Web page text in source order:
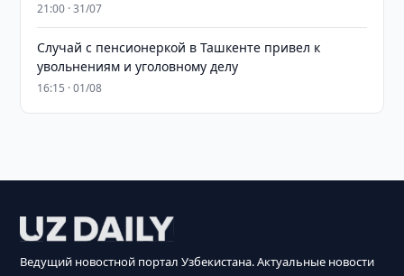
21:00 · 31/07
Случай с пенсионеркой в Ташкенте привел к
увольнениям и уголовному делу
16:15 · 01/08
Ведущий новостной портал Узбекистана. Актуальные новости